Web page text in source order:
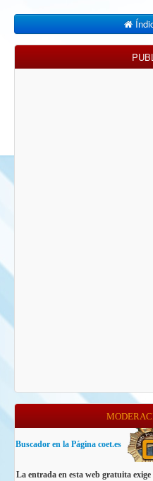
Buscador en la Página coet.es
La entrada en esta web gratuita exige